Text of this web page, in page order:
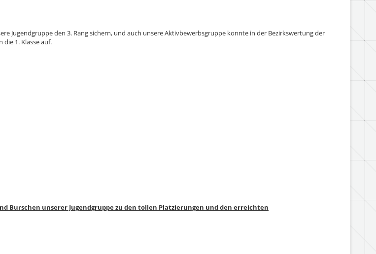
Jugendgruppe den 3. Rang sichern, und auch unsere Aktivbewerbsgruppe konnte in der Bezirkswertung der
die 1. Klasse auf.
Burschen unserer Jugendgruppe zu den tollen Platzierungen und den erreichten